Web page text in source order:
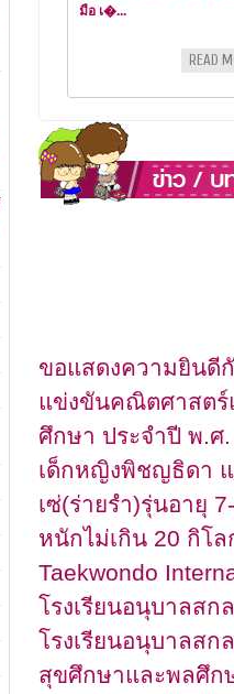
มือ เ�...
READ
ขอแสดงความยินดี
แข่งขันคณิตศาสตร์
ศึกษา ประจำปี พ.ศ
เด็กหญิงพิชญธิดา แ
เซ่(ร่ายรำ)รุ่นอายุ
หนักไม่เกิน 20 กิโ
Taekwondo
โรงเรียนอนุบาลส
โรงเรียนอนุบาลส
สุขศึกษาและพลศึก